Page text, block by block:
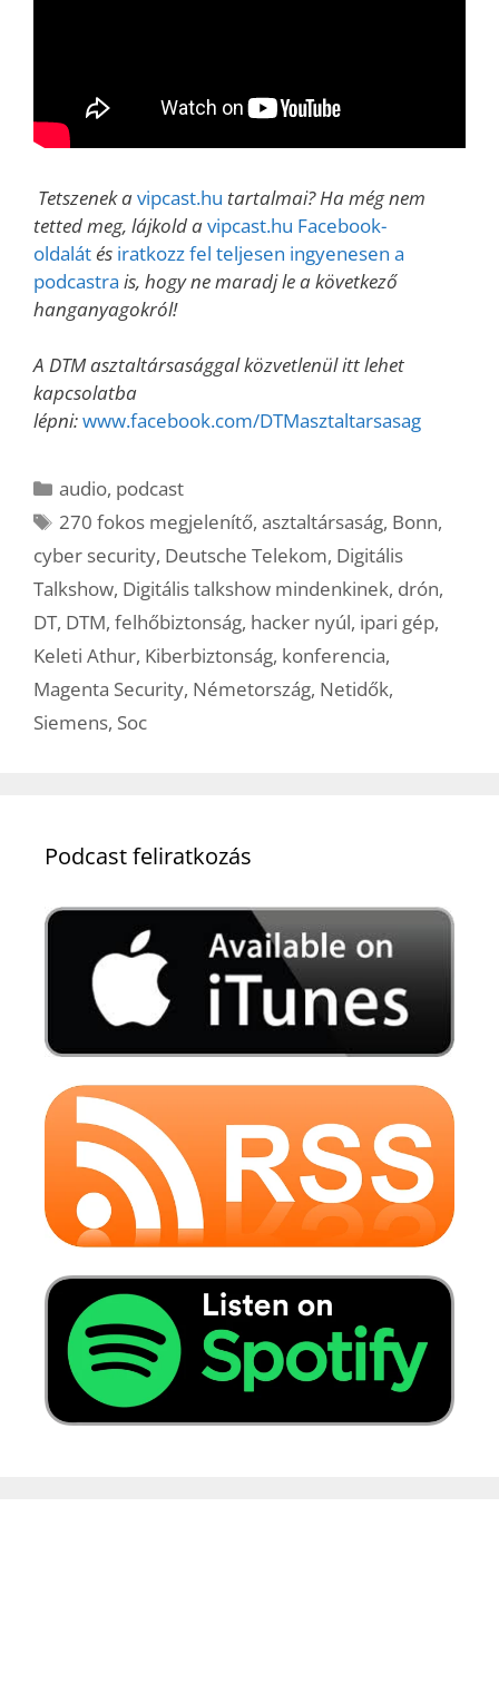
Tetszenek avipcast.hu tartalmai? Ha még nem
tetted meg, lájkold avipcast.hu Facebook-
oldalátés iratkozz fel teljesen ingyenesen a
podcastra is, hogy ne maradj le a következő
hanganyagokról!
A DTM asztaltársasággal közvetlenül itt lehet
kapcsolatba
lépni:www.facebook.com/DTMasztaltarsasag
Kategória
audio, podcast
Címkék
270 fokos megjelenítő,asztaltársaság, Bonn,
cyber security, Deutsche Telekom, Digitális
Talkshow, Digitális talkshow mindenkinek, drón,
DT, DTM, felhőbiztonság, hacker nyúl, ipari gép,
Keleti Athur, Kiberbiztonság, konferencia,
Magenta Security, Németország, Netidők,
Siemens, Soc
Podcast feliratkozás